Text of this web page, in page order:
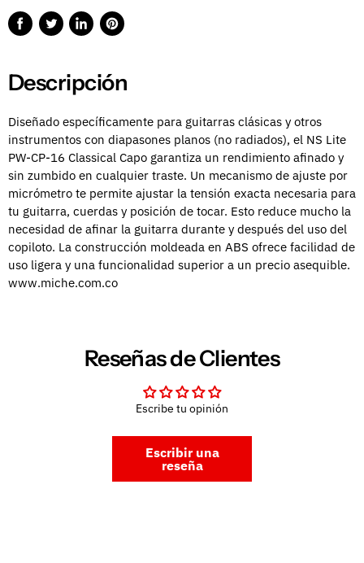
CompartirPublicarCompartirGuardar
Descripción
Diseñado específicamente para guitarras clásicas y otros
instrumentos con diapasones planos (no radiados), el NS Lite
PW-CP-16 Classical Capo garantiza un rendimiento afinado y
sin zumbido en cualquier traste. Un mecanismo de ajuste por
micrómetro te permite ajustar la tensión exacta necesaria para
tu guitarra, cuerdas y posición de tocar. Esto reduce mucho la
necesidad de afinar la guitarra durante y después del uso del
copiloto. La construcción moldeada en ABS ofrece facilidad de
uso ligera y una funcionalidad superior a un precio asequible.
www.miche.com.co
Reseñas de Clientes
Escribe tu opinión
Escribir una
reseña